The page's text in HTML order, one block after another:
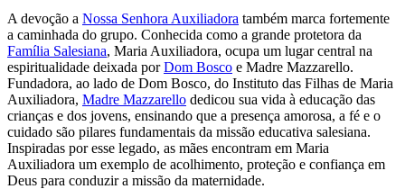
A devoção a Nossa Senhora Auxiliadora também marca fortemente
a caminhada do grupo. Conhecida como a grande protetora da
Família Salesiana, Maria Auxiliadora, ocupa um lugar central na
espiritualidade deixada porDom Bosco e Madre Mazzarello.
Fundadora, ao lado de Dom Bosco, do Instituto das Filhas de Maria
Auxiliadora, Madre Mazzarello dedicou sua vida à educação das
crianças e dos jovens, ensinando que a presença amorosa, a fé e o
cuidado são pilares fundamentais da missão educativa salesiana.
Inspiradas por esse legado, as mães encontram em Maria
Auxiliadora um exemplo de acolhimento, proteção e confiança em
Deus para conduzir a missão da maternidade.